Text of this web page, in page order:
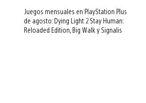
Juegos mensuales en PlayStation Plus
de agosto: Dying Light 2 Stay Human:
Reloaded Edition, Big Walk y Signalis